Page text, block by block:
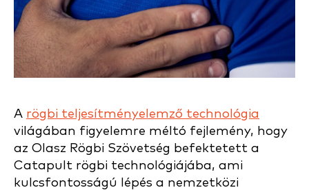
A rögbi teljesítményelemző technológia
világában figyelemre méltó fejlemény, hogy
az Olasz Rögbi Szövetség befektetett a
Catapult rögbi technológiájába, ami
kulcsfontosságú lépés a nemzetközi